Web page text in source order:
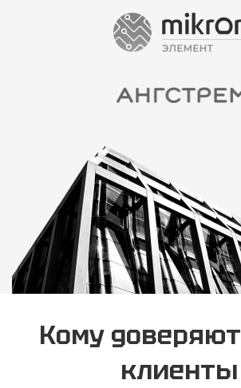
Кому доверяют
клиенты